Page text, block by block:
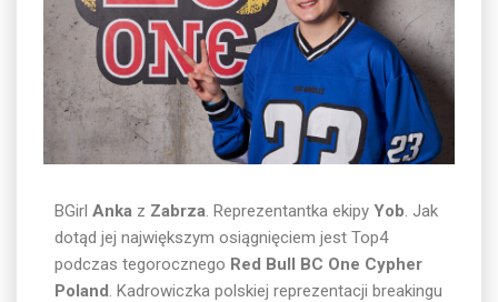
BGirl Anka z Zabrza . Reprezentantka ekipy Yob . Jak
dotąd jej największym osiągnięciem jest Top4
podczas tegorocznego Red Bull BC One Cypher
Poland . Kadrowiczka polskiej reprezentacji breakingu